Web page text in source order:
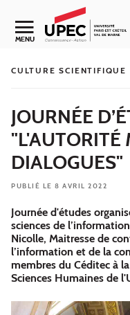
Aller au contenu
Navigation secondaire
MENU
CULTURE
JOURNÉE
"L'AUTORITÉ
DIALOGUES"
PUBLIÉ LE 8 AVRIL 2022
Journée d'études
sciences de
Nicolle, Maitresse de
l’information et de la
membres du Céditec à
Sciences Humaines de